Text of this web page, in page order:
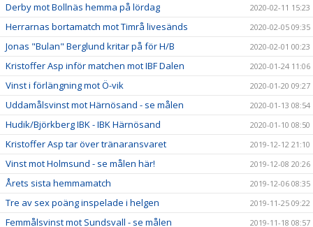
Derby mot Bollnäs hemma på lördag 2020-02-11 15:23
Herrarnas bortamatch mot Timrå livesänds 2020-02-05 09:35
Jonas "Bulan" Berglund kritar på för H/B 2020-02-01 00:23
Kristoffer Asp inför matchen mot IBF Dalen 2020-01-24 11:06
Vinst i förlängning mot Ö-vik 2020-01-20 09:27
Uddamålsvinst mot Härnösand - se målen 2020-01-13 08:54
Hudik/Björkberg IBK - IBK Härnösand 2020-01-10 08:50
Kristoffer Asp tar över tränaransvaret 2019-12-12 21:10
Vinst mot Holmsund - se målen här! 2019-12-08 20:26
Årets sista hemmamatch 2019-12-06 08:35
Tre av sex poäng inspelade i helgen 2019-11-25 09:22
Femmålsvinst mot Sundsvall - se målen 2019-11-18 08:57